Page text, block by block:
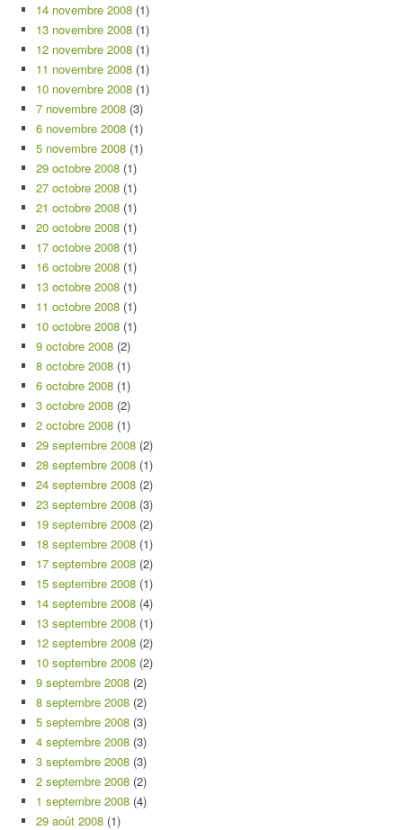
14 novembre 2008 (1)
13 novembre 2008 (1)
12 novembre 2008 (1)
11 novembre 2008 (1)
10 novembre 2008 (1)
7 novembre 2008 (3)
6 novembre 2008 (1)
5 novembre 2008 (1)
29 octobre 2008 (1)
27 octobre 2008 (1)
21 octobre 2008 (1)
20 octobre 2008 (1)
17 octobre 2008 (1)
16 octobre 2008 (1)
13 octobre 2008 (1)
11 octobre 2008 (1)
10 octobre 2008 (1)
9 octobre 2008 (2)
8 octobre 2008 (1)
6 octobre 2008 (1)
3 octobre 2008 (2)
2 octobre 2008 (1)
29 septembre 2008 (2)
28 septembre 2008 (1)
24 septembre 2008 (2)
23 septembre 2008 (3)
19 septembre 2008 (2)
18 septembre 2008 (1)
17 septembre 2008 (2)
15 septembre 2008 (1)
14 septembre 2008 (4)
13 septembre 2008 (1)
12 septembre 2008 (2)
10 septembre 2008 (2)
9 septembre 2008 (2)
8 septembre 2008 (2)
5 septembre 2008 (3)
4 septembre 2008 (3)
3 septembre 2008 (3)
2 septembre 2008 (2)
1 septembre 2008 (4)
29 août 2008 (1)